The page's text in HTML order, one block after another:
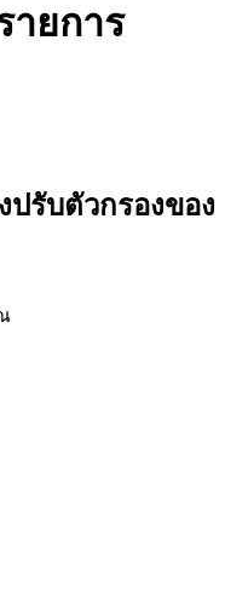
ายการ
รับตัวกรองของ